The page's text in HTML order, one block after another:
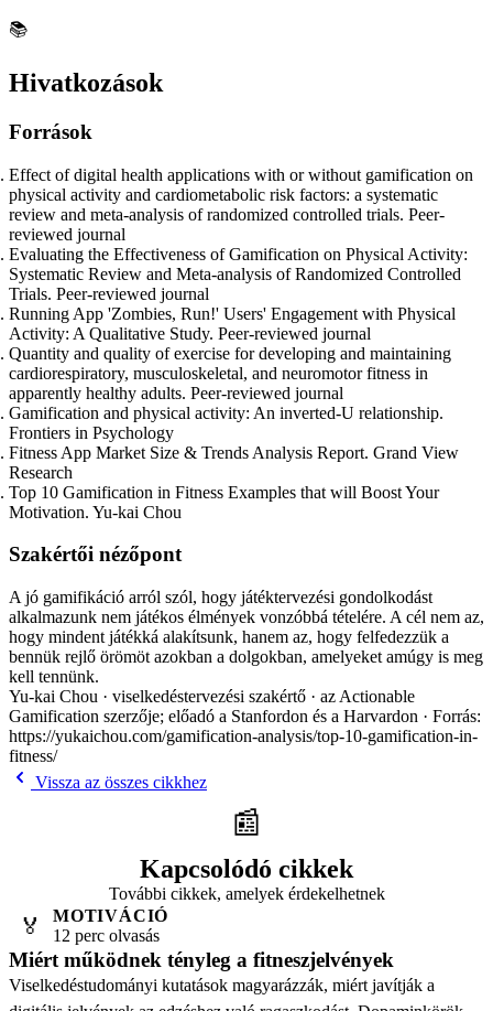
📚
Hivatkozások
Források
Effect of digital health applications with or without gamification on
physical activity and cardiometabolic risk factors: a systematic
review and meta-analysis of randomized controlled trials. Peer-
reviewed journal
Evaluating the Effectiveness of Gamification on Physical Activity:
Systematic Review and Meta-analysis of Randomized Controlled
Trials. Peer-reviewed journal
Running App 'Zombies, Run!' Users' Engagement with Physical
Activity: A Qualitative Study. Peer-reviewed journal
Quantity and quality of exercise for developing and maintaining
cardiorespiratory, musculoskeletal, and neuromotor fitness in
apparently healthy adults. Peer-reviewed journal
Gamification and physical activity: An inverted-U relationship.
Frontiers in Psychology
Fitness App Market Size & Trends Analysis Report. Grand View
Research
Top 10 Gamification in Fitness Examples that will Boost Your
Motivation. Yu-kai Chou
Szakértői nézőpont
A jó gamifikáció arról szól, hogy játéktervezési gondolkodást
alkalmazunk nem játékos élmények vonzóbbá tételére. A cél nem az,
hogy mindent játékká alakítsunk, hanem az, hogy felfedezzük a
bennük rejlő örömöt azokban a dolgokban, amelyeket amúgy is meg
kell tennünk.
Yu-kai Chou · viselkedéstervezési szakértő · az Actionable
Gamification szerzője; előadó a Stanfordon és a Harvardon · Forrás:
https://yukaichou.com/gamification-analysis/top-10-gamification-in-
fitness/
Vissza az összes cikkhez
📰
Kapcsolódó cikkek
További cikkek, amelyek érdekelhetnek
🏅
MOTIVÁCIÓ
12 perc olvasás
Miért működnek tényleg a fitneszjelvények
Viselkedéstudományi kutatások magyarázzák, miért javítják a